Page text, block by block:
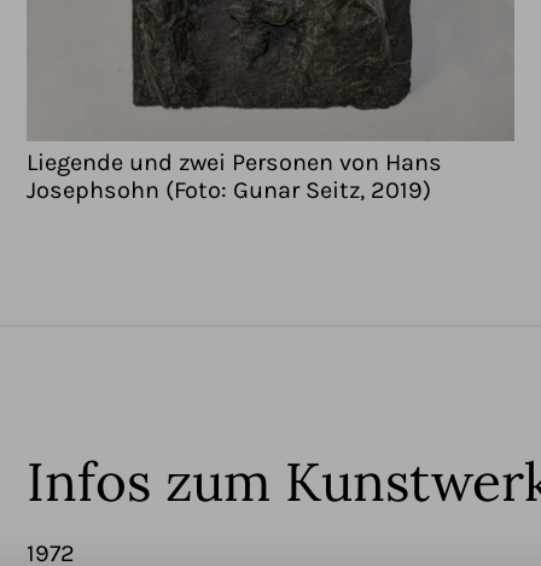
Liegende und zwei Personen von Hans
Josephsohn (Foto: Gunar Seitz, 2019)
Infos zum
1972